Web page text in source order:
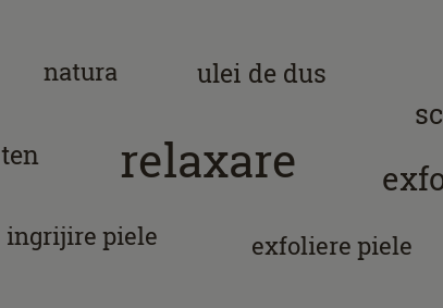
relaxare
ten
ulei de dus
ingrijire piele
exfoliere piele
natura